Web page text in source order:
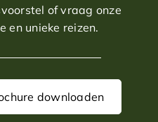
of vraag onze
en unieke reizen.
downloaden